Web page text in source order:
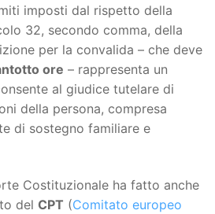
imposti dal rispetto della
32, secondo comma, della
per la convalida – che deve
ore – rappresenta un
al giudice tutelare di
della persona, compresa
di sostegno familiare e
Costituzionale ha fatto anche
del CPT (Comitato europeo